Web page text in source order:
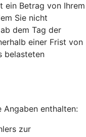
ein Betrag von Ihrem
Sie nicht
dem Tag der
einer Frist von
belasteten
enthalten:
zur